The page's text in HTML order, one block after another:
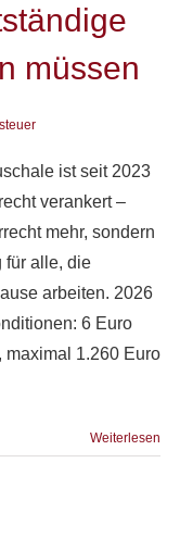
müssen
ist seit 2023
verankert –
mehr, sondern
für alle, die
arbeiten. 2026
6 Euro
maximal 1.260 Euro
Weiterlesen